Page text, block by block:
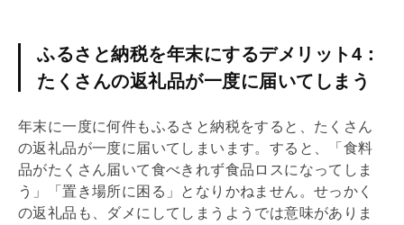
ふるさと納税を年末にするデメリット4：
たくさんの返礼品が一度に届いてしまう
年末に一度に何件もふるさと納税をすると、たくさん
の返礼品が一度に届いてしまいます。すると、「食料
品がたくさん届いて食べきれず食品ロスになってしま
う」「置き場所に困る」となりかねません。せっかく
の返礼品も、ダメにしてしまうようでは意味がありま